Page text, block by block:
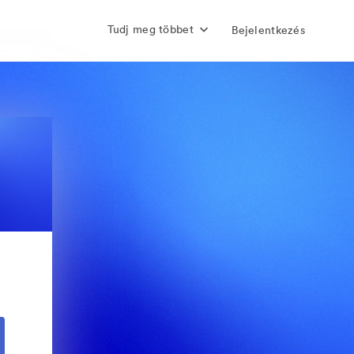
Tudj meg többet Bejelentkezés